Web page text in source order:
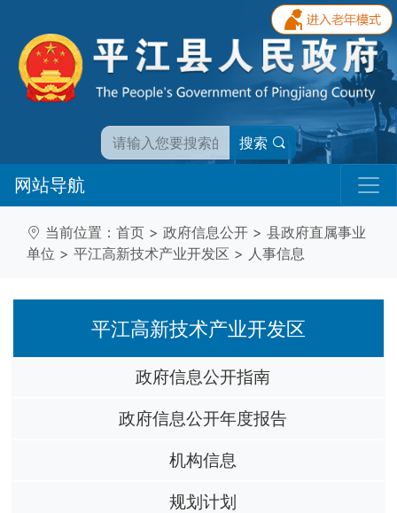
搜索
网站导航
当前位置： 首页 > 政府信息公开 > 县政府直属事业
单位 > 平江高新技术产业开发区 > 人事信息
平江高新技术产业开发区
政府信息公开指南
政府信息公开年度报告
机构信息
规划计划